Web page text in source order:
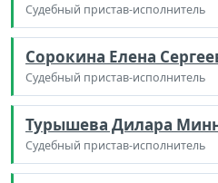
Судебный пристав-исполнитель
Сорокина Елена
Судебный пристав-исполнитель
Турышева Дилара
Судебный пристав-исполнитель